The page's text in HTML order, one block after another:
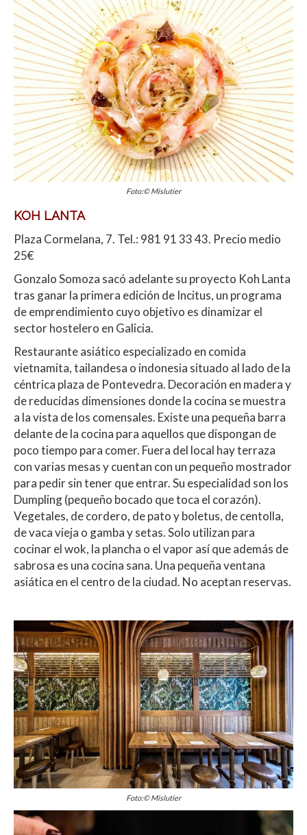
Foto:© Mislutier
KOH LANTA
Plaza Cormelana, 7. Tel.: 981 91 33 43. Precio medio
25€
Gonzalo Somoza sacó adelante su proyecto Koh Lanta
tras ganar la primera edición de Incitus, un programa
de emprendimiento cuyo objetivo es dinamizar el
sector hostelero en Galicia.
Restaurante asiático especializado en comida
vietnamita, tailandesa o indonesia situado al lado de la
céntrica plaza de Pontevedra. Decoración en madera y
de reducidas dimensiones donde la cocina se muestra
a la vista de los comensales. Existe una pequeña barra
delante de la cocina para aquellos que dispongan de
poco tiempo para comer. Fuera del local hay terraza
con varias mesas y cuentan con un pequeño mostrador
para pedir sin tener que entrar. Su especialidad son los
Dumpling (pequeño bocado que toca el corazón).
Vegetales, de cordero, de pato y boletus, de centolla,
de vaca vieja o gamba y setas. Solo utilizan para
cocinar el wok, la plancha o el vapor así que además de
sabrosa es una cocina sana. Una pequeña ventana
asiática en el centro de la ciudad. No aceptan reservas.
Foto:© Mislutier